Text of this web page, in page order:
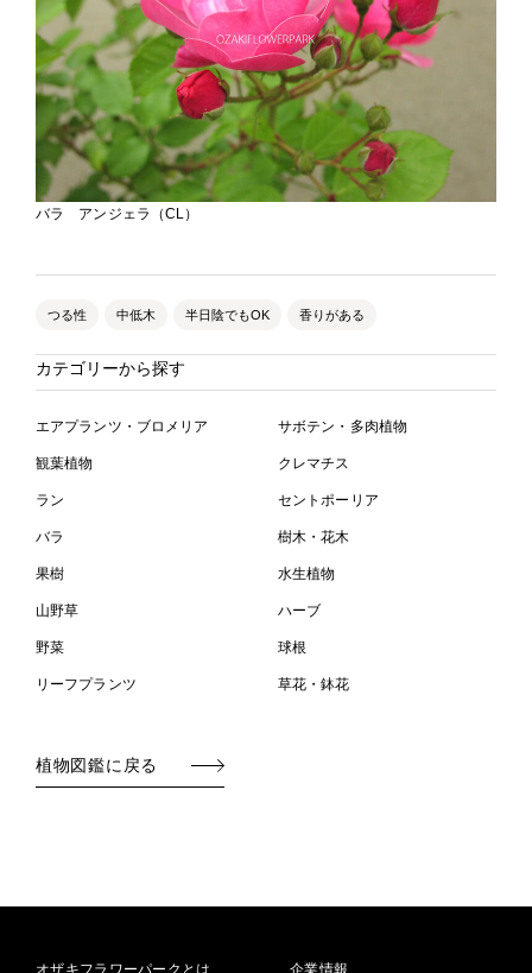
バラ アンジェラ（CL）
つる性 中低木 半日陰でもOK 香りがある
カテゴリーから探す
エアプランツ・ブロメリア サボテン・多肉植物
観葉植物 クレマチス
ラン セントポーリア
バラ 樹木・花木
果樹 水生植物
山野草 ハーブ
野菜 球根
リーフプランツ 草花・鉢花
植物図鑑に戻る
オザキフラワーパークとは 企業情報